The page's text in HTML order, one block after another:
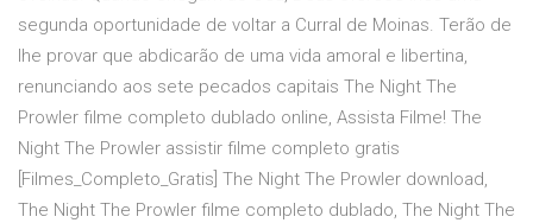
segunda oportunidade de voltar a Curral de Moinas. Terão de
lhe provar que abdicarão de uma vida amoral e libertina,
renunciando aos sete pecados capitais The Night The
Prowler filme completo dublado online, Assista Filme! The
Night The Prowler assistir filme completo gratis
[Filmes_Completo_Gratis] The Night The Prowler download,
The Night The Prowler filme completo dublado, The Night The